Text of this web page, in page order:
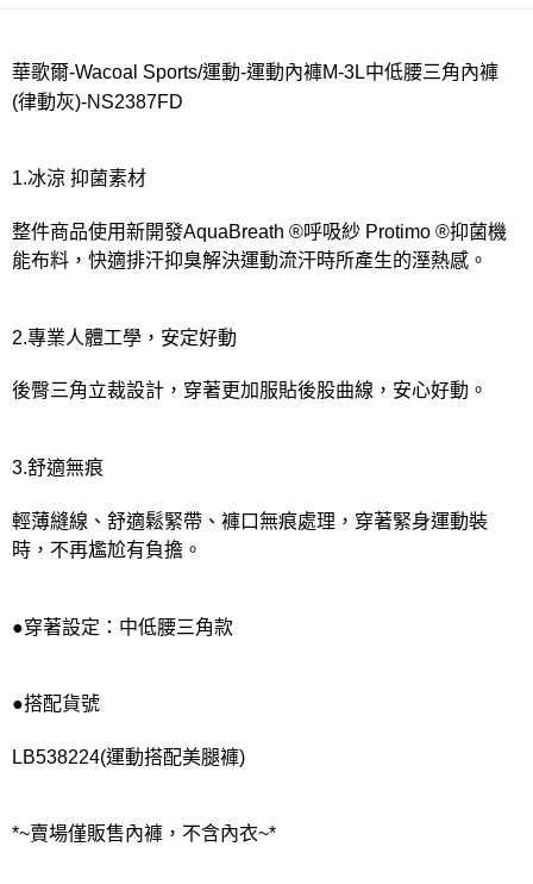
華歌爾-Wacoal Sports/運動-運動內褲M-3L中低腰三角內褲
(律動灰)-NS2387FD
1.冰涼 抑菌素材
整件商品使用新開發AquaBreath ®呼吸紗 Protimo ®抑菌機
能布料，快適排汗抑臭解決運動流汗時所產生的溼熱感。
2.專業人體工學，安定好動
後臀三角立裁設計，穿著更加服貼後股曲線，安心好動。
3.舒適無痕
輕薄縫線、舒適鬆緊帶、褲口無痕處理，穿著緊身運動裝
時，不再尷尬有負擔。
●穿著設定：中低腰三角款
●搭配貨號
LB538224(運動搭配美腿褲)
*~賣場僅販售內褲，不含內衣~*